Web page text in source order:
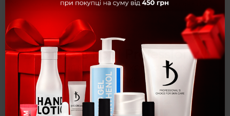
×
Вітаємо в Kodi Professional!
Оберіть мову для комфортних
покупок:
Металізована наклейка №42
28 грн
Металізована наклейка №41
28 грн
Характеристики